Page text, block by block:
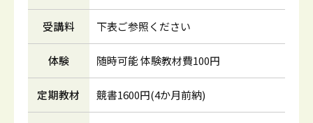
受講料 下表ご参照ください
体験 随時可能 体験教材費100円
定期教材 競書1600円(4か月前納)